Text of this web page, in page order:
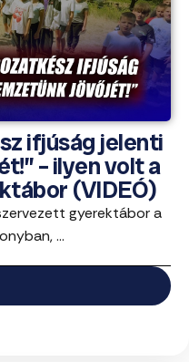
ifjúság jelenti
– ilyen volt a
(VIDEÓ)
gyerektábor a
...